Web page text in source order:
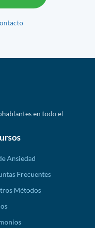
en todo el
Ansiedad
Frecuentes
Métodos